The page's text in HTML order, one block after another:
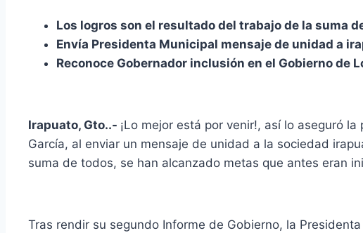
Los logros son el resultado del trabajo de la suma
Envía Presidenta Municipal mensaje de unidad a
Reconoce Gobernador inclusión en el Gobierno de
Irapuato, Gto..- ¡Lo mejor está por venir!, así lo aseguró
García, al enviar un mensaje de unidad a la sociedad
suma de todos, se han alcanzado metas que antes eran
Tras rendir su segundo Informe de Gobierno, la